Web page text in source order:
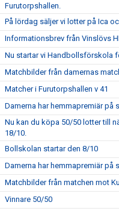
Furutorpshallen.
På lördag säljer vi lotter på Ica
Informationsbrev från Vinslövs
Nu startar vi Handbollsförskola
Matchbilder från damernas
Matcher i Furutorpshallen v 41
Damerna har hemmapremiär på
Nu kan du köpa 50/50 lotter till
18/10.
Bollskolan startar den 8/10
Damerna har hemmapremiär på
Matchbilder från matchen mot
Vinnare 50/50